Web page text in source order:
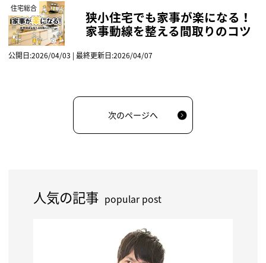
住宅総合 狭小住宅でも家事が楽になる！
家事動線を整える間取りのコツ
公開日:2026/04/03 | 最終更新日:2026/04/07
次のページへ
人気の記事 popular post